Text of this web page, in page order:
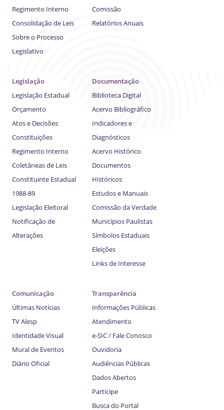
Regimento Interno
Consolidação de Leis
Sobre o Processo
Legislativo
Comissão
Relatórios Anuais
Legislação
Legislação Estadual
Orçamento
Atos e Decisões
Constituições
Regimento Interno
Coletâneas de Leis
Constituinte Estadual
1988-89
Legislação Eleitoral
Notificação de
Alterações
Documentação
Biblioteca Digital
Acervo Bibliográfico
Indicadores e
Diagnósticos
Acervo Histórico
Documentos
Históricos
Estudos e Manuais
Comissão da Verdade
Municípios Paulistas
Símbolos Estaduais
Eleições
Links de Interesse
Comunicação
Últimas Notícias
TV Alesp
Identidade Visual
Mural de Eventos
Diário Oficial
Transparência
Informações Públicas
Atendimento
e-SIC / Fale Conosco
Ouvidoria
Audiências Públicas
Dados Abertos
Participe
Busca do Portal